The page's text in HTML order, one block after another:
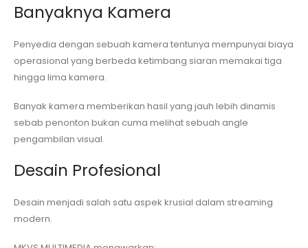
Banyaknya Kamera
Penyedia dengan sebuah kamera tentunya mempunyai biaya
operasional yang berbeda ketimbang siaran memakai tiga
hingga lima kamera.
Banyak kamera memberikan hasil yang jauh lebih dinamis
sebab penonton bukan cuma melihat sebuah angle
pengambilan visual.
Desain Profesional
Desain menjadi salah satu aspek krusial dalam streaming
modern.